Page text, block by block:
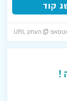
קוד
העתק URL
!